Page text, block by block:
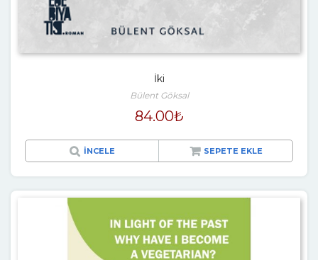
İki
Bülent Göksal
84.00₺
İNCELE SEPETE EKLE